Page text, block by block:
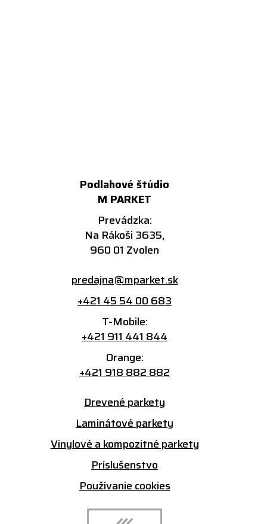
Podlahové štúdio
M PARKET
Prevádzka:
Na Rákoši 3635,
960 01 Zvolen
predajna@mparket.sk
+421 45 54 00 683
T-Mobile:
+421 911 441 844
Orange:
+421 918 882 882
Drevené parkety
Laminátové parkety
Vinylové a kompozitné parkety
Príslušenstvo
Používanie cookies